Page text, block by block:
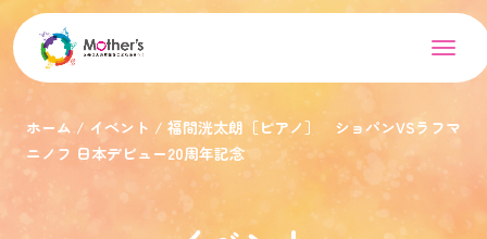
ホーム イベント
福間洸太朗［ピアノ］ ショパンVSラフマ
ニノフ 日本デビュー20周年記念